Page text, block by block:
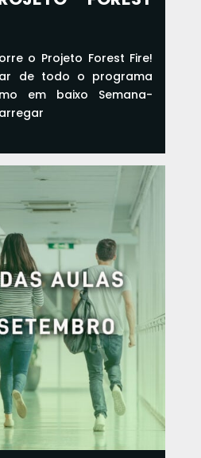
o Projeto Forest Fire!
de todo o programa
em baixo Semana-